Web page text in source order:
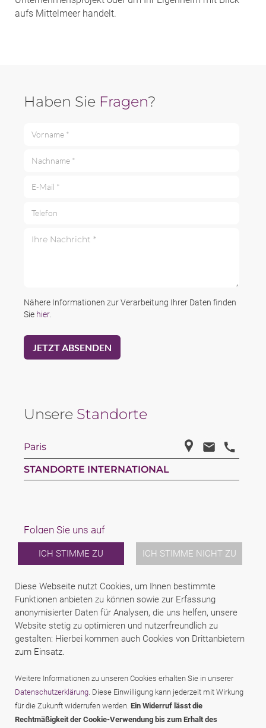
Diese Webseite nutzt Cookies, um Ihnen bestimmte
Funktionen anbieten zu können sowie zur Erfassung
anonymisierter Daten für Analysen, die uns helfen, unsere
Website stetig zu optimieren und nutzerfreundlich zu
gestalten: Hierbei kommen auch Cookies von Drittanbietern
zum Einsatz.
Weitere Informationen zu unseren Cookies erhalten Sie in unserer
Datenschutzerklärung. Diese Einwilligung kann jederzeit mit Wirkung
für die Zukunft widerrufen werden. Ein Widerruf lässt die
Rechtmäßigkeit der Cookie-Verwendung bis zum Erhalt des
ICH STIMME ZU ICH STIMME NICHT ZU
aufs Mittelmeer handelt.
Haben Sie Fragen?
Nähere Informationen zur Verarbeitung Ihrer Daten finden
Sie hier.
Unsere Standorte
Paris
STANDORTE INTERNATIONAL
Folgen Sie uns auf
LinkedinFacebookYoutube
LAW
TEAM
KARRIERE
ÜBER UNS
INTERNATIONAL
NEWS & JUSFUL
KONTAKT
DISCLAIMER